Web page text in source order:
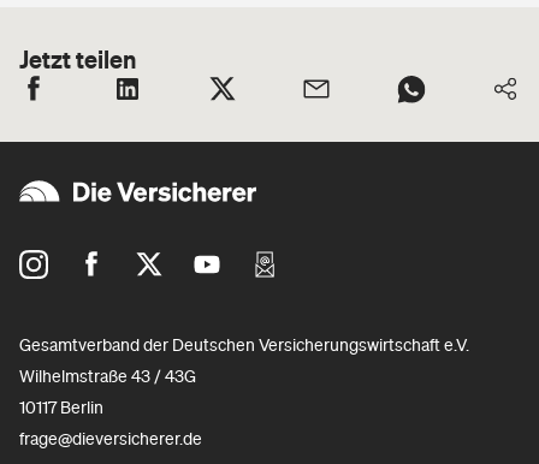
Jetzt teilen
Gesamtverband der Deutschen Versicherungswirtschaft e.V.
Wilhelmstraße 43 / 43G
10117 Berlin
frage@dieversicherer.de